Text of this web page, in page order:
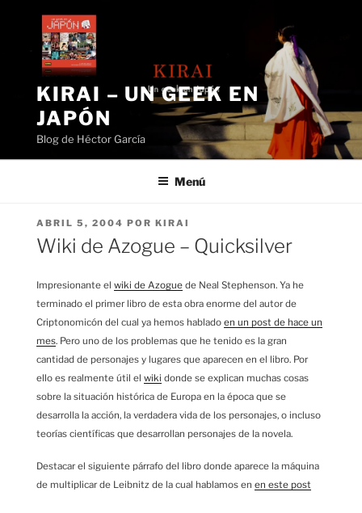
contenido
KIRAI – UN GEEK EN
JAPÓN
Blog de Héctor García
Menú
PUBLICADO
EL
ABRIL 5, 2004 POR KIRAI
Wiki de Azogue – Quicksilver
Impresionante el wiki de Azogue de Neal Stephenson. Ya he
terminado el primer libro de esta obra enorme del autor de
Criptonomicón del cual ya hemos hablado en un post de hace un
mes. Pero uno de los problemas que he tenido es la gran
cantidad de personajes y lugares que aparecen en el libro. Por
ello es realmente útil el wiki donde se explican muchas cosas
sobre la situación histórica de Europa en la época que se
desarrolla la acción, la verdadera vida de los personajes, o incluso
teorías científicas que desarrollan personajes de la novela.
Destacar el siguiente párrafo del libro donde aparece la máquina
de multiplicar de Leibnitz de la cual hablamos en en este post